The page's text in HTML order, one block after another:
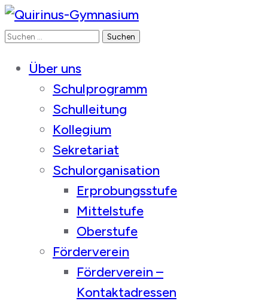
Quirinus-Gymnasium
Suchen
Über uns
Schulprogramm
Schulleitung
Kollegium
Sekretariat
Schulorganisation
Erprobungsstufe
Mittelstufe
Oberstufe
Förderverein
Förderverein –
Kontaktadressen